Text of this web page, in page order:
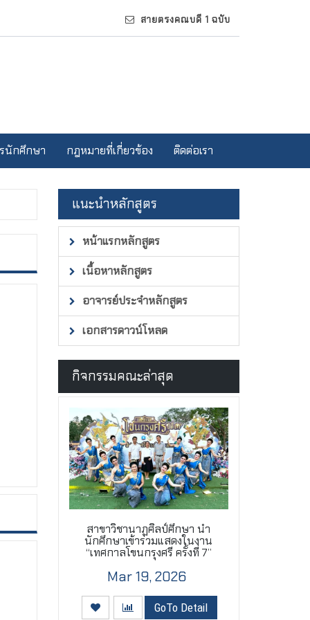
สายตรงคณบดี 1 ฉบับ
นักศึกษา กฎหมายที่เกี่ยวข้อง ติดต่อเรา
แนะนำหลักสูตร
หน้าแรกหลักสูตร
เนื้อหาหลักสูตร
อาจารย์ประจำหลักสูตร
เอกสารดาวน์โหลด
กิจกรรมคณะล่าสุด
สาขาวิชานาฏศิลป์ศึกษา นำ
นักศึกษาเข้าร่วมแสดงในงาน
“เทศกาลโขนกรุงศรี ครั้งที่ 7”
Mar 19, 2026
GoTo Detail